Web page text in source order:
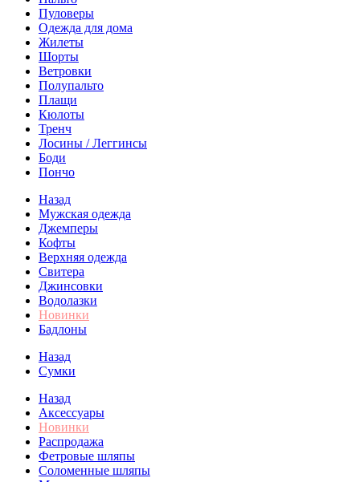
Пуловеры
Одежда для дома
Жилеты
Шорты
Ветровки
Полупальто
Плащи
Кюлоты
Тренч
Лосины / Леггинсы
Боди
Пончо
Назад
Мужская одежда
Джемперы
Кофты
Верхняя одежда
Свитера
Джинсовки
Водолазки
Новинки
Бадлоны
Назад
Сумки
Назад
Аксессуары
Новинки
Распродажа
Фетровые шляпы
Соломенные шляпы